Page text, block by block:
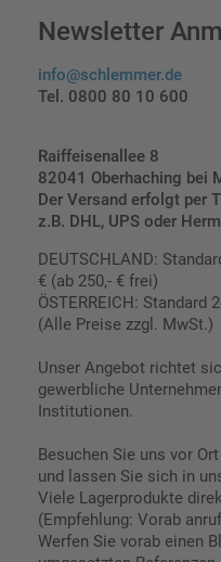
Newsletter
info@schlemmer.de
Tel. 0800 80 10 600
Raiffeisenallee 8
82041 Oberhaching bei
Der Versand erfolgt per
z.B. DHL, UPS oder
DEUTSCHLAND:
€ (ab 250,- € frei)
ÖSTERREICH: Standard
(Alle Preise zzgl. MwSt.)
Unser Angebot richtet
gewerbliche
Institutionen.
Besuchen Sie uns vor
und lassen Sie sich in
Viele Lagerprodukte
(Empfehlung: Vorab
Werfen Sie vorab einen